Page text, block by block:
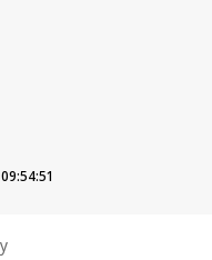
09:54:52